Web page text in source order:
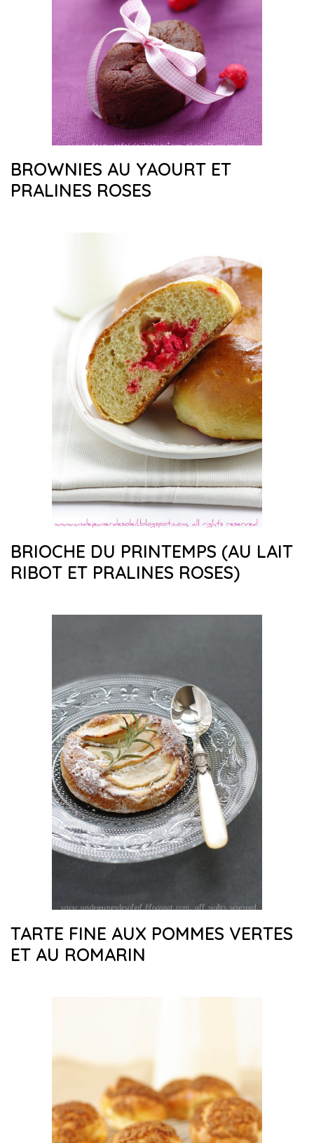
BROWNIES AU YAOURT ET
PRALINES ROSES
BRIOCHE DU PRINTEMPS (AU LAIT
RIBOT ET PRALINES ROSES)
TARTE FINE AUX POMMES VERTES
ET AU ROMARIN